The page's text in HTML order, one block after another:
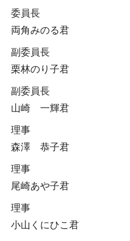
委員長
両角みのる君
副委員長
栗林のり子君
副委員長
山崎 一輝君
理事
森澤 恭子君
理事
尾崎あや子君
理事
小山くにひこ君